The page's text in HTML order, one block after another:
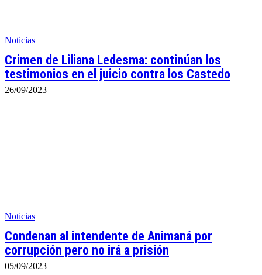
Noticias
Crimen de Liliana Ledesma: continúan los
testimonios en el juicio contra los Castedo
26/09/2023
Noticias
Condenan al intendente de Animaná por
corrupción pero no irá a prisión
05/09/2023